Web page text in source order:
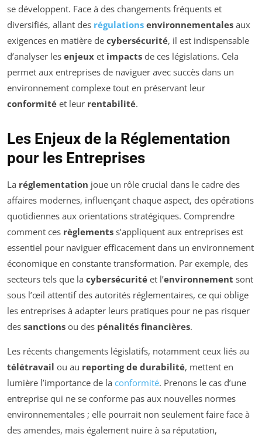
se développent. Face à des changements fréquents et
diversifiés, allant des régulations environnementales aux
exigences en matière de cybersécurité, il est indispensable
d’analyser les enjeux et impacts de ces législations. Cela
permet aux entreprises de naviguer avec succès dans un
environnement complexe tout en préservant leur
conformité et leur rentabilité.
Les Enjeux de la Réglementation
pour les Entreprises
La réglementation joue un rôle crucial dans le cadre des
affaires modernes, influençant chaque aspect, des opérations
quotidiennes aux orientations stratégiques. Comprendre
comment ces règlements s’appliquent aux entreprises est
essentiel pour naviguer efficacement dans un environnement
économique en constante transformation. Par exemple, des
secteurs tels que la cybersécurité et l’environnement sont
sous l’œil attentif des autorités réglementaires, ce qui oblige
les entreprises à adapter leurs pratiques pour ne pas risquer
des sanctions ou des pénalités financières.
Les récents changements législatifs, notamment ceux liés au
télétravail ou au reporting de durabilité, mettent en
lumière l’importance de la conformité. Prenons le cas d’une
entreprise qui ne se conforme pas aux nouvelles normes
environnementales ; elle pourrait non seulement faire face à
des amendes, mais également nuire à sa réputation,